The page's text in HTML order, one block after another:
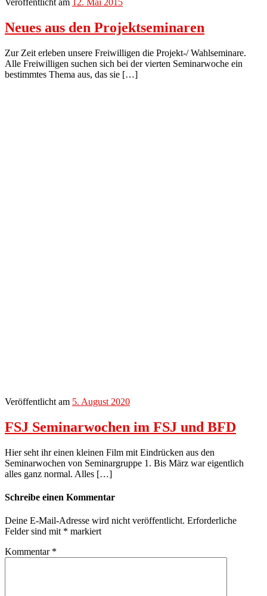
Neues aus den Projektseminaren
Zur Zeit erleben unsere Freiwilligen die Projekt-/ Wahlseminare.
Alle Freiwilligen suchen sich bei der vierten Seminarwoche ein
bestimmtes Thema aus, das sie […]
Veröffentlicht am 5. August 2020
FSJ Seminarwochen im FSJ und BFD
Hier seht ihr einen kleinen Film mit Eindrücken aus den
Seminarwochen von Seminargruppe 1. Bis März war eigentlich
alles ganz normal. Alles […]
Schreibe einen Kommentar
Deine E-Mail-Adresse wird nicht veröffentlicht. Erforderliche
Felder sind mit * markiert
Kommentar *